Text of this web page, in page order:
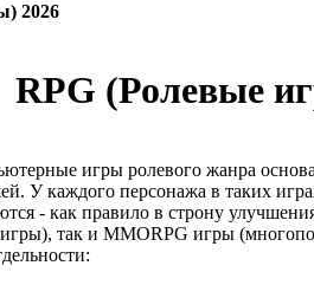
2026
RPG (Ролевые
игры ролевого жанра
У каждого персонажа в таких
- как правило в строну
так и MMORPG игры